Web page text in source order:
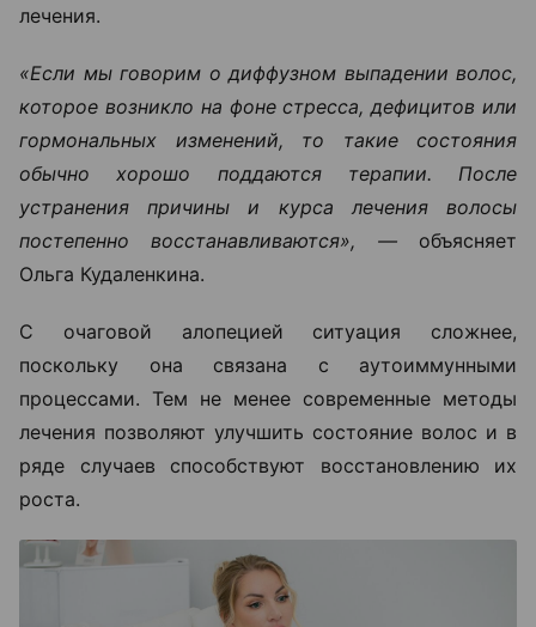
лечения.
«Если мы говорим о диффузном выпадении волос,
которое возникло на фоне стресса, дефицитов или
гормональных изменений, то такие состояния
обычно хорошо поддаются терапии. После
устранения причины и курса лечения волосы
постепенно восстанавливаются», —объясняет
Ольга Кудаленкина.
С очаговой алопецией ситуация сложнее,
поскольку она связана с аутоиммунными
процессами. Тем не менее современные методы
лечения позволяют улучшить состояние волос и в
ряде случаев способствуют восстановлению их
роста.